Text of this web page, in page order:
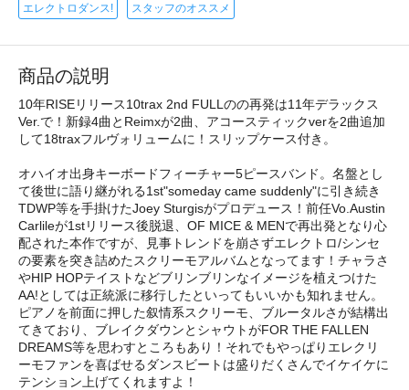
エレクトロダンス! スタッフのオススメ
商品の説明
10年RISEリリース10trax 2nd FULLのの再発は11年デラックス
Ver.で！新録4曲とReimxが2曲、アコースティックverを2曲追加
して18traxフルヴォリュームに！スリップケース付き。
オハイオ出身キーボードフィーチャー5ピースバンド。名盤とし
て後世に語り継がれる1st"someday came suddenly"に引き続き
TDWP等を手掛けたJoey Sturgisがプロデュース！前任Vo.Austin
Carlileが1stリリース後脱退、OF MICE & MENで再出発となり心
配された本作ですが、見事トレンドを崩さずエレクトロ/シンセ
の要素を突き詰めたスクリーモアルバムとなってます！チャラさ
やHIP HOPテイストなどブリンブリンなイメージを植えつけた
AA!としては正統派に移行したといってもいいかも知れません。
ピアノを前面に押した叙情系スクリーモ、ブルータルさが結構出
てきており、ブレイクダウンとシャウトがFOR THE FALLEN
DREAMS等を思わすところもあり！それでもやっぱりエレクリ
ーモファンを喜ばせるダンスビートは盛りだくさんでイケイケに
テンション上げてくれますよ！